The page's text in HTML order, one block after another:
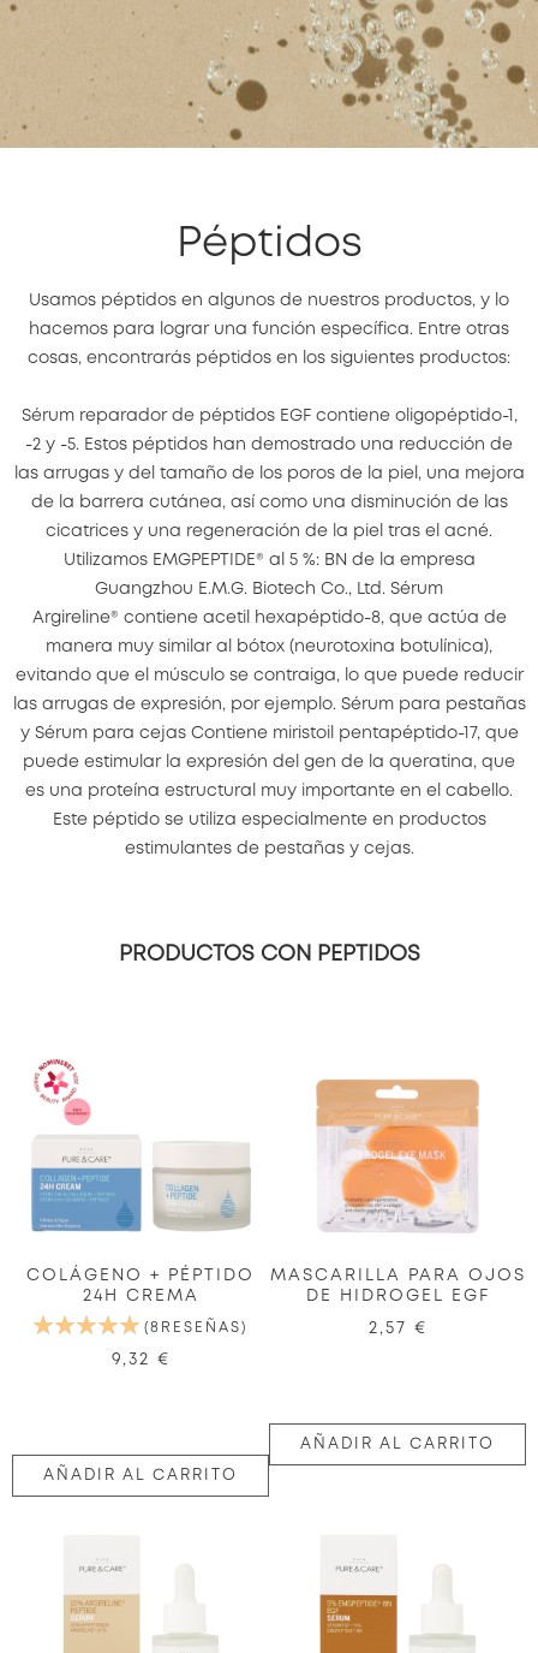
Péptidos
Usamos péptidos en algunos de nuestros productos, y lo
hacemos para lograr una función específica. Entre otras
cosas, encontrarás péptidos en los siguientes productos:
Sérum reparador de péptidos EGF contiene oligopéptido-1,
-2 y -5. Estos péptidos han demostrado una reducción de
las arrugas y del tamaño de los poros de la piel, una mejora
de la barrera cutánea, así como una disminución de las
cicatrices y una regeneración de la piel tras el acné.
Utilizamos EMGPEPTIDE® al 5 %: BN de la empresa
Guangzhou E.M.G. Biotech Co., Ltd. Sérum
Argireline® contiene acetil hexapéptido-8, que actúa de
manera muy similar al bótox (neurotoxina botulínica),
evitando que el músculo se contraiga, lo que puede reducir
las arrugas de expresión, por ejemplo. Sérum para pestañas
y Sérum para cejas Contiene miristoil pentapéptido-17, que
puede estimular la expresión del gen de la queratina, que
es una proteína estructural muy importante en el cabello.
Este péptido se utiliza especialmente en productos
estimulantes de pestañas y cejas.
PRODUCTOS CON PEPTIDOS
COLÁGENO + PÉPTIDO
24H CREMA
VALORACIÓN:
8 RESEÑAS
9,32 €
AÑADIR AL CARRITO
MASCARILLA PARA OJOS
DE HIDROGEL EGF
2,57 €
AÑADIR AL CARRITO